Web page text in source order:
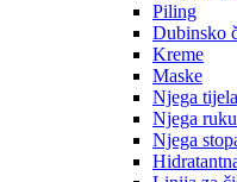
Piling
Dubinsko
Kreme
Maske
Njega
Njega
Njega